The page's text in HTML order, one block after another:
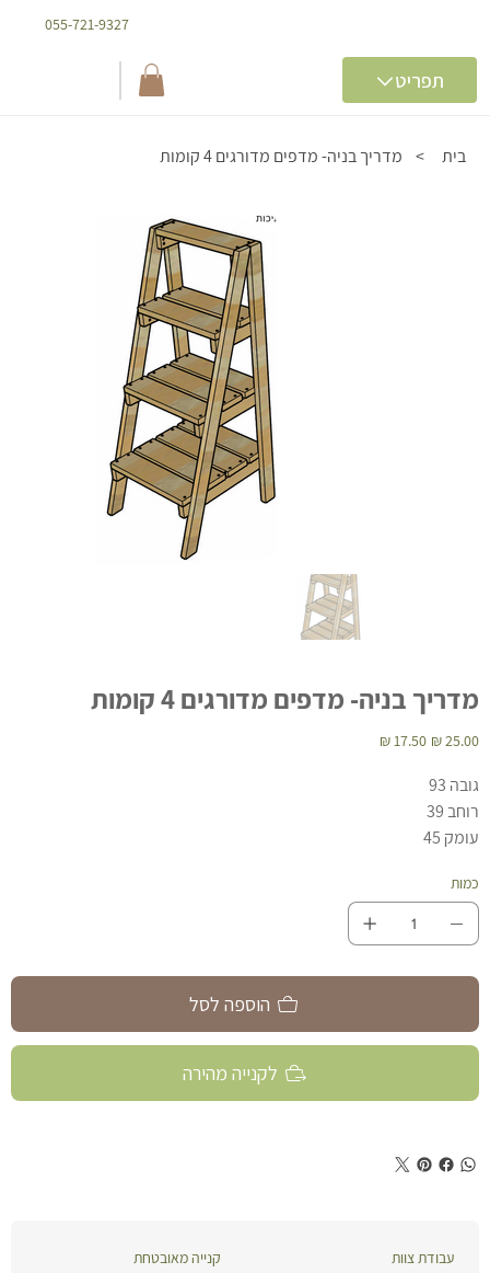
055-721-9327
בית > מדריך בניה- מדפים מדורגים 4 קומות
מדריך בניה- מדפים מדורגים 4 קומות
מחיר
מקורי
מחיר
מבצע
גובה 93
רוחב 39
עומק 45
כמות
הוספה לסל
לקנייה מהירה
קנייה מאובטחת
עבודת צוות